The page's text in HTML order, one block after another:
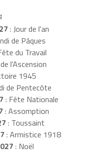
: Jour de l'an
de Pâques
du Travail
l'Ascension
1945
de Pentecôte
: Fête Nationale
: Assomption
: Toussaint
: Armistice 1918
: Noël